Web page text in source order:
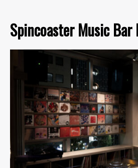
Spincoaster Music Bar